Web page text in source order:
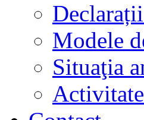
Modele
Situaţia